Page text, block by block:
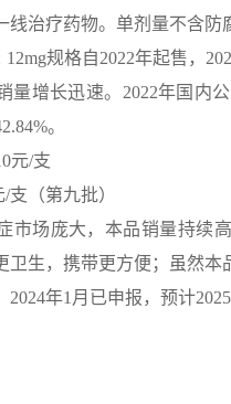
线治疗药物。单剂量不含防
12mg规格自2022年起售，
量增长迅速。2022年国内
。
元/支
/支（第九批）
市场庞大，本品销量持续
卫生，携带更方便；虽然本
2024年1月已申报，预计